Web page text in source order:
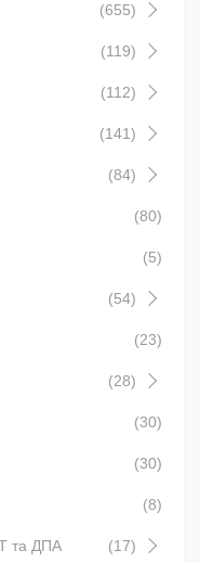
(655)
(119)
(112)
(141)
(84)
(80)
(5)
(54)
(23)
(28)
(30)
(30)
(8)
та ДПА (17)